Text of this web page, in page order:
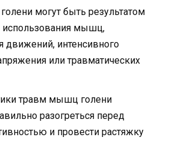
могут быть результатом
использования мышц,
движений, интенсивного
или травматических
травм мышц голени
разогреться перед
и провести растяжку